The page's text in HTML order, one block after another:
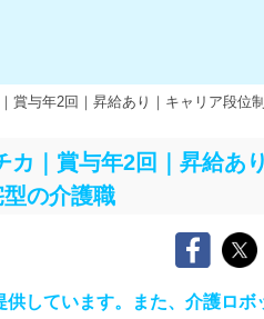
賞与年2回｜昇給あり｜キャリア段
カ｜賞与年2回｜昇給あ
の介護職
しています。また、介護ロボ